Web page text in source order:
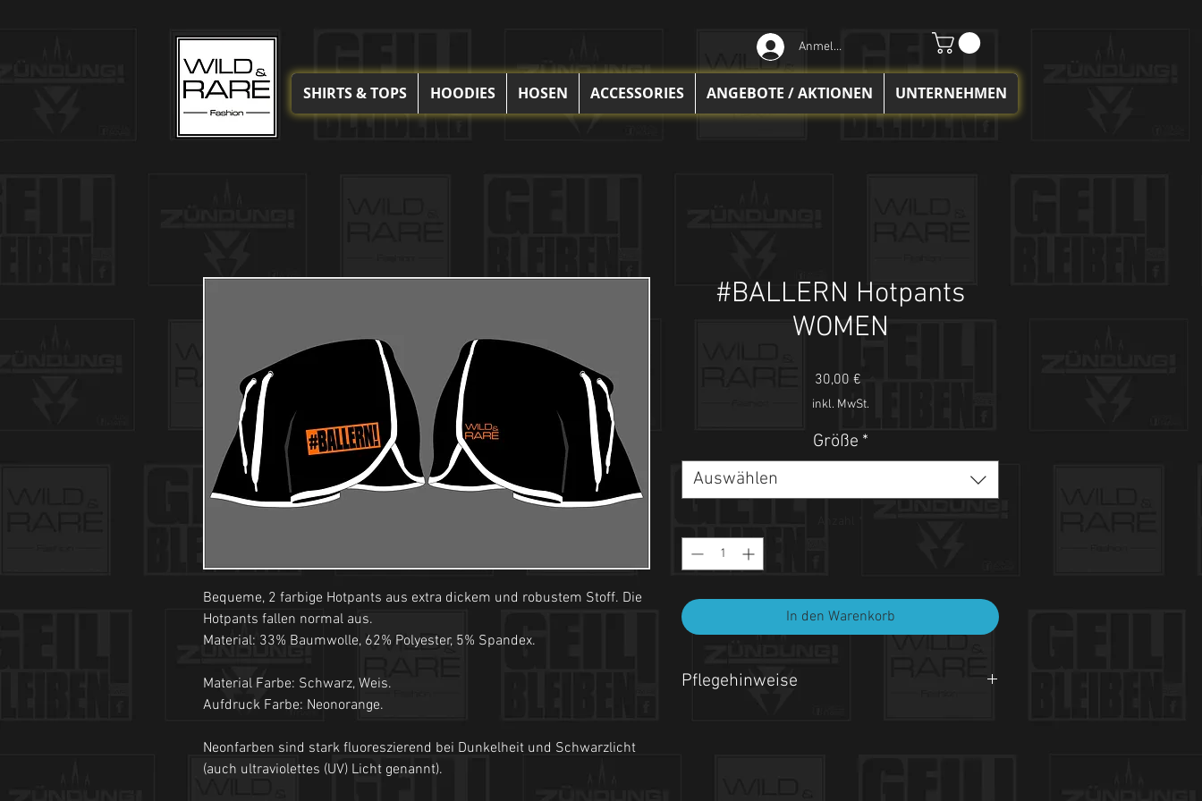
Anmelden
Bequeme, 2 farbige Hotpants aus extra dickem und robustem Stoff. Die
Hotpants fallen normal aus.
Material: 33% Baumwolle, 62% Polyester, 5% Spandex.
Material Farbe: Schwarz, Weis.
Aufdruck Farbe: Neonorange.
Neonfarben sind stark fluoreszierend bei Dunkelheit und Schwarzlicht
(auch ultraviolettes (UV) Licht genannt).
#BALLERN Hotpants
WOMEN
30,00 €
inkl. MwSt.
Größe *
Auswählen
In den Warenkorb
Pflegehinweise
SHIRTS & TOPS HOODIES HOSEN ACCESSORIES ANGEBOTE / AKTIONEN UNTERNEHMEN